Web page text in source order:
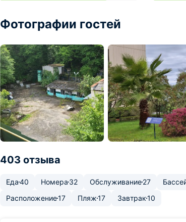
Фотографии гостей
403 отзыва
Еда40 Номера 32 Обслуживание27
Расположение17 Пляж17 Завтрак10